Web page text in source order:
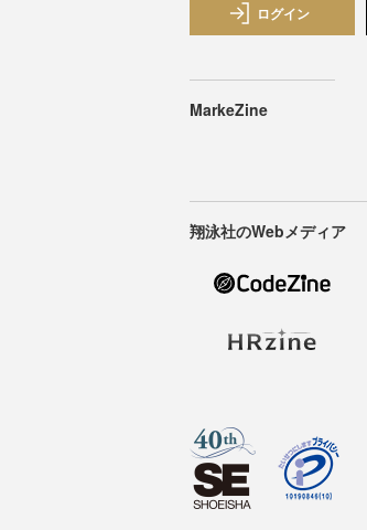
ログイン
MarkeZine
翔泳社のWebメディア